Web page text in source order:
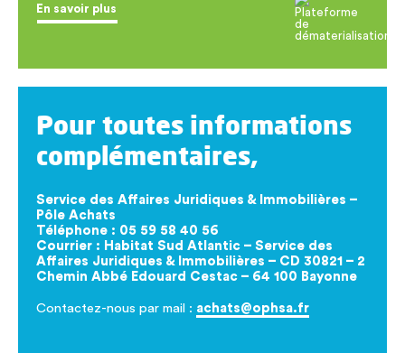
En savoir plus
Pour toutes informations
complémentaires,
Service des Affaires Juridiques & Immobilières –
Pôle Achats
Téléphone : 05 59 58 40 56
Courrier : Habitat Sud Atlantic – Service des
Affaires Juridiques & Immobilières – CD 30821 – 2
Chemin Abbé Edouard Cestac – 64 100 Bayonne
Contactez-nous par mail : achats@ophsa.fr